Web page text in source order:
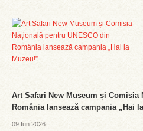
Art Safari New Museum și Comisia
România lansează campania „Hai
09 Iun 2026